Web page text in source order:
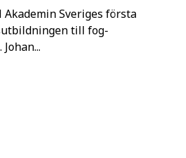
Akademin Sveriges första
till fog-